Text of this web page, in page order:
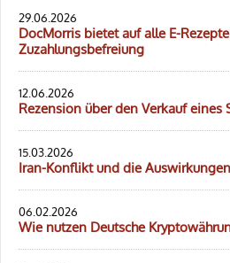
29.06.2026
DocMorris bietet auf alle E-Rezepte
Zuzahlungsbefreiung
12.06.2026
Rezension über den Verkauf eines
15.03.2026
Iran-Konflikt und die
06.02.2026
Wie nutzen Deutsche